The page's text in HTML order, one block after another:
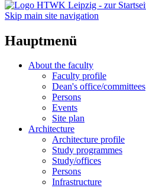
Skip main site navigation
Hauptmenü
About the faculty
Faculty profile
Dean's office/committees
Persons
Events
Site plan
Architecture
Architecture profile
Study programmes
Study/offices
Persons
Infrastructure